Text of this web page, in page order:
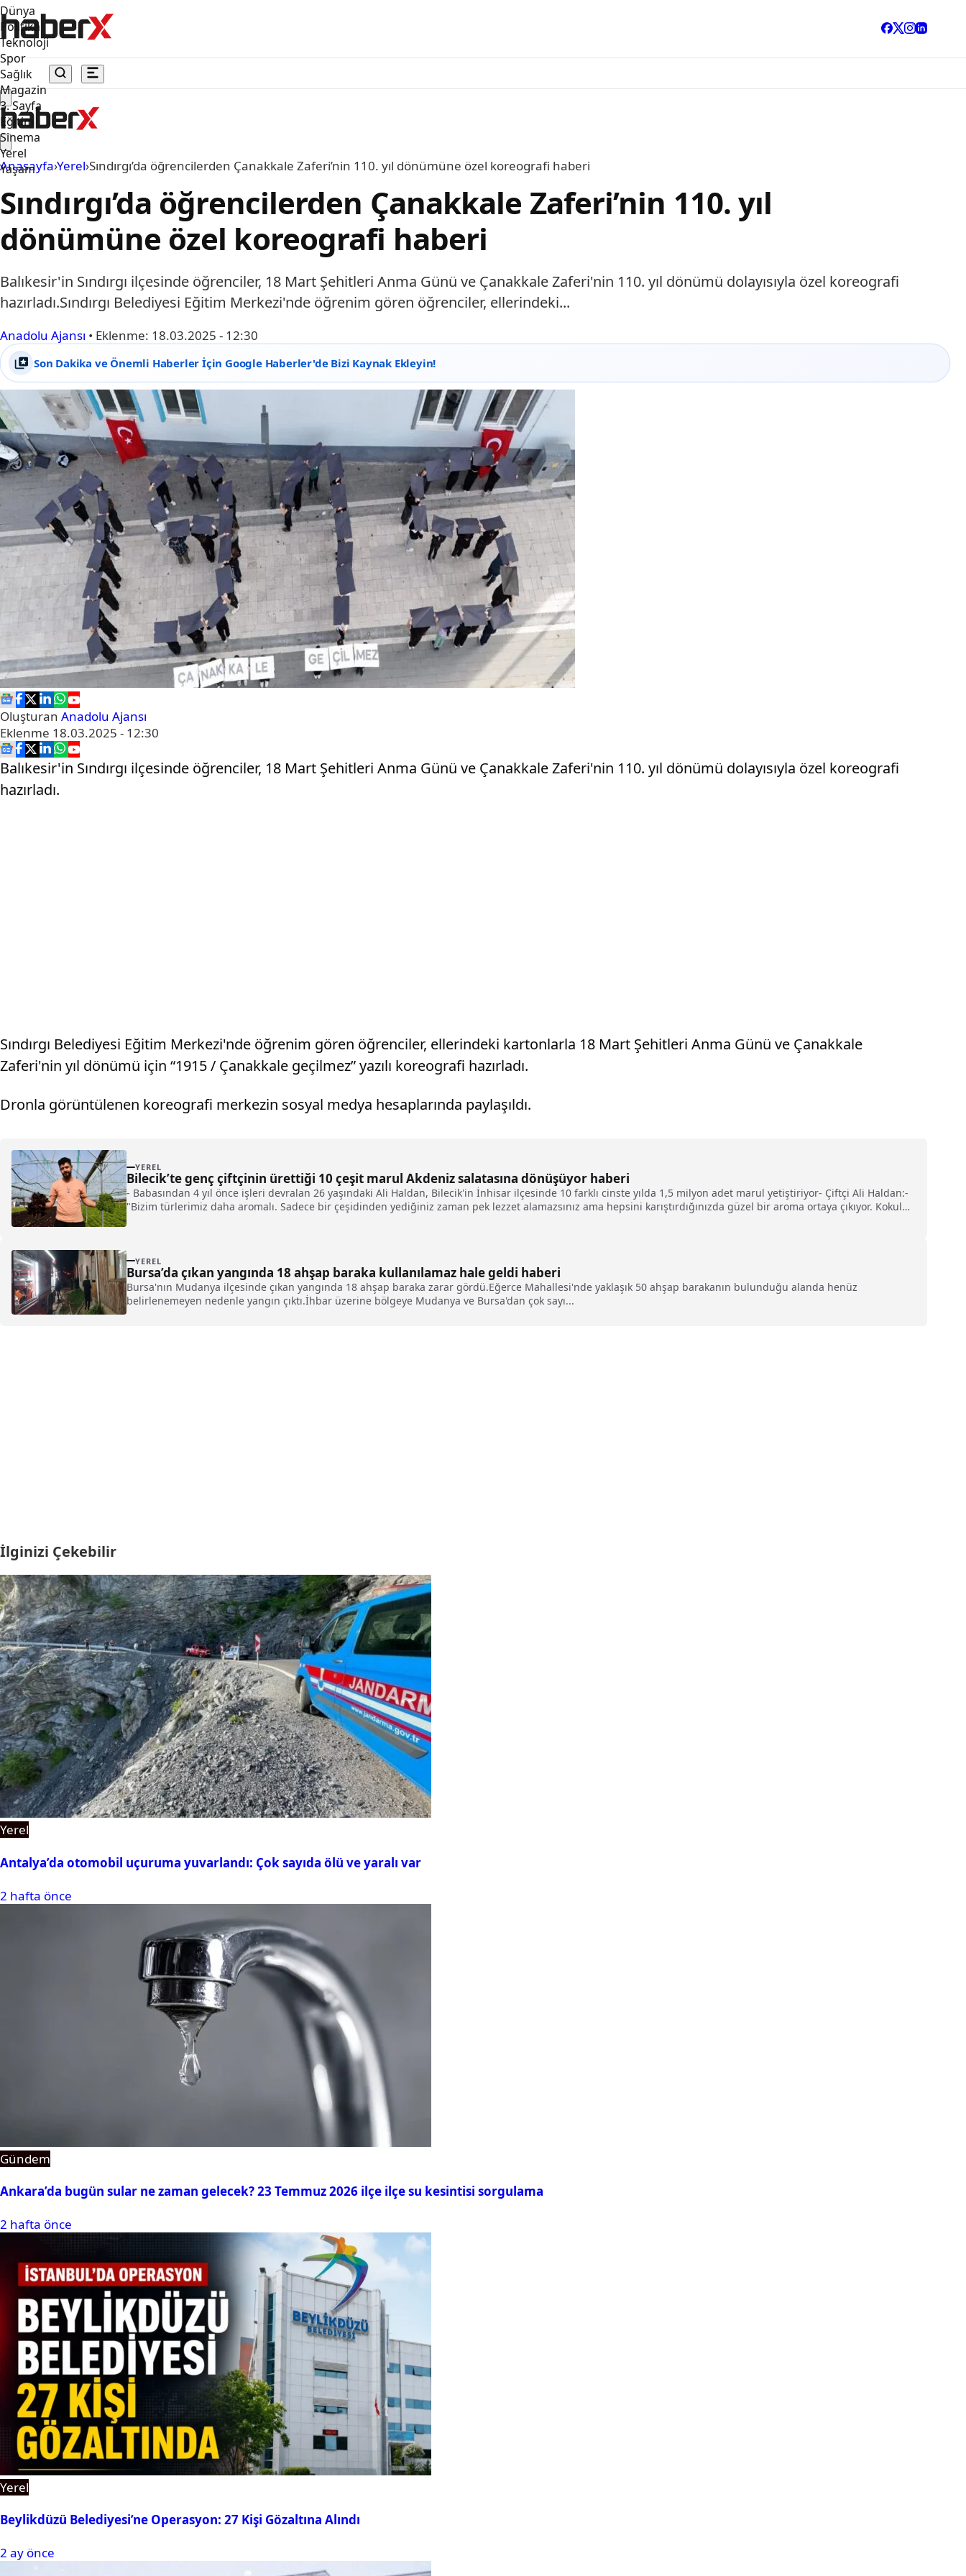
Dünya
Politika
Teknoloji
Spor
Sağlık
Magazin
3. Sayfa
Eğitim
Sinema
Yerel
Yaşam
Anasayfa›Yerel›Sındırgı’da öğrencilerden Çanakkale Zaferi’nin 110. yıl dönümüne özel koreografi haberi
Sındırgı’da öğrencilerden Çanakkale Zaferi’nin 110. yıl
dönümüne özel koreografi haberi
Balıkesir'in Sındırgı ilçesinde öğrenciler, 18 Mart Şehitleri Anma Günü ve Çanakkale Zaferi'nin 110. yıl dönümü dolayısıyla özel koreografi
hazırladı.Sındırgı Belediyesi Eğitim Merkezi'nde öğrenim gören öğrenciler, ellerindeki...
Anadolu Ajansı • Eklenme: 18.03.2025 - 12:30
Son Dakika ve Önemli Haberler İçin Google Haberler'de Bizi Kaynak Ekleyin!
Oluşturan Anadolu Ajansı
Eklenme 18.03.2025 - 12:30
Balıkesir'in Sındırgı ilçesinde öğrenciler, 18 Mart Şehitleri Anma Günü ve Çanakkale Zaferi'nin 110. yıl dönümü dolayısıyla özel koreografi
hazırladı.
Sındırgı Belediyesi Eğitim Merkezi'nde öğrenim gören öğrenciler, ellerindeki kartonlarla 18 Mart Şehitleri Anma Günü ve Çanakkale
Zaferi'nin yıl dönümü için “1915 / Çanakkale geçilmez” yazılı koreografi hazırladı.
Dronla görüntülenen koreografi merkezin sosyal medya hesaplarında paylaşıldı.
YEREL
Bilecik’te genç çiftçinin ürettiği 10 çeşit marul Akdeniz salatasına dönüşüyor haberi
- Babasından 4 yıl önce işleri devralan 26 yaşındaki Ali Haldan, Bilecik'in İnhisar ilçesinde 10 farklı cinste yılda 1,5 milyon adet marul yetiştiriyor- Çiftçi Ali Haldan:-
"Bizim türlerimiz daha aromalı. Sadece bir çeşidinden yediğiniz zaman pek lezzet alamazsınız ama hepsini karıştırdığınızda güzel bir aroma ortaya çıkıyor. Kokulu
YEREL
Bursa’da çıkan yangında 18 ahşap baraka kullanılamaz hale geldi haberi
Bursa'nın Mudanya ilçesinde çıkan yangında 18 ahşap baraka zarar gördü.Eğerce Mahallesi'nde yaklaşık 50 ahşap barakanın bulunduğu alanda henüz
belirlenemeyen nedenle yangın çıktı.İhbar üzerine bölgeye Mudanya ve Bursa'dan çok sayı...
İlginizi Çekebilir
Yerel
Antalya’da otomobil uçuruma yuvarlandı: Çok sayıda ölü ve yaralı var
2 hafta önce
Gündem
Ankara’da bugün sular ne zaman gelecek? 23 Temmuz 2026 ilçe ilçe su kesintisi sorgulama
2 hafta önce
Yerel
Beylikdüzü Belediyesi’ne Operasyon: 27 Kişi Gözaltına Alındı
2 ay önce